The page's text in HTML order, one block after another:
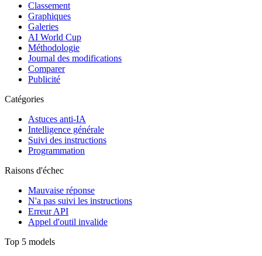
Classement
Graphiques
Galeries
AI World Cup
Méthodologie
Journal des modifications
Comparer
Publicité
Catégories
Astuces anti-IA
Intelligence générale
Suivi des instructions
Programmation
Raisons d'échec
Mauvaise réponse
N'a pas suivi les instructions
Erreur API
Appel d'outil invalide
Top 5 models